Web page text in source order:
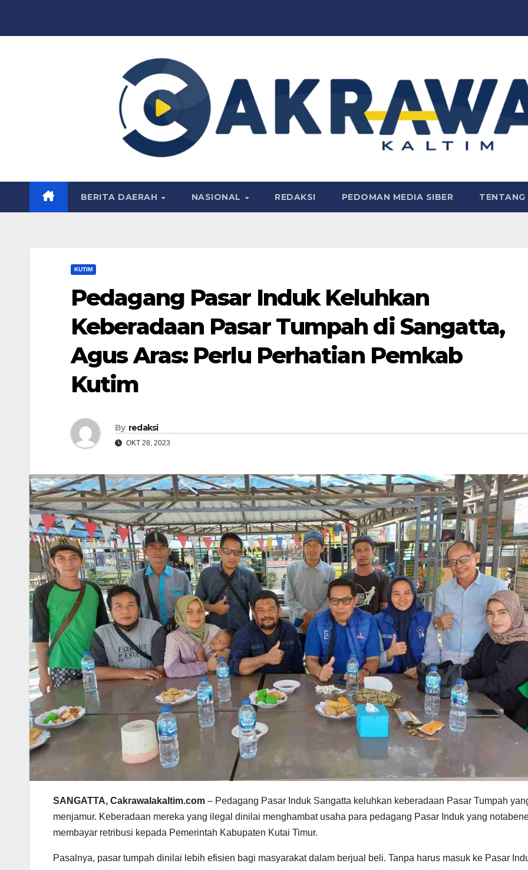
BERITA DAERAH NASIONAL REDAKSI PEDOMAN MEDIA SIBER TENTANG
KUTIM
Pedagang Pasar Induk Keluhkan
Keberadaan Pasar Tumpah di Sangatta,
Agus Aras: Perlu Perhatian Pemkab
Kutim
By redaksi
OKT 28, 2023
SANGATTA, Cakrawalakaltim.com – Pedagang Pasar Induk Sangatta keluhkan keberadaan Pasar Tumpah
menjamur. Keberadaan mereka yang ilegal dinilai menghambat usaha para pedagang Pasar Induk yang
membayar retribusi kepada Pemerintah Kabupaten Kutai Timur.
Pasalnya, pasar tumpah dinilai lebih efisien bagi masyarakat dalam berjual beli. Tanpa harus masuk ke Pasar